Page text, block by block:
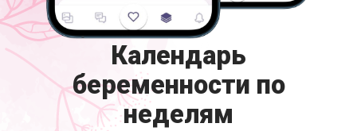
Календарь
беременности по
неделям